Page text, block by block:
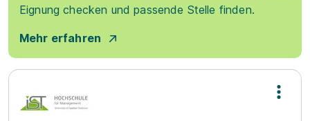
Eignung checken und passende Stelle finden.
Mehr erfahren